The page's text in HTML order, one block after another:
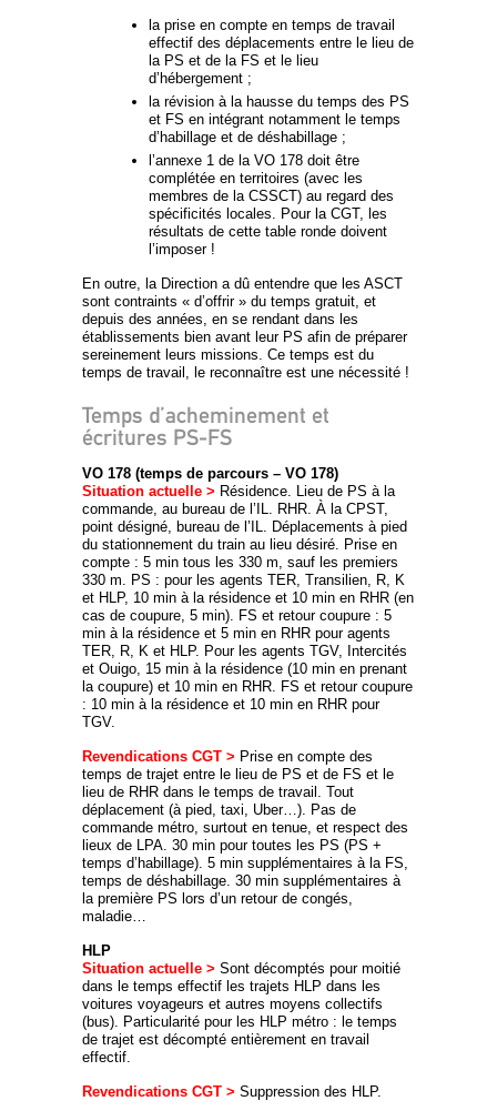
la prise en compte en temps de travail
effectif des déplacements entre le lieu de
la PS et de la FS et le lieu
d’hébergement ;
la révision à la hausse du temps des PS
et FS en intégrant notamment le temps
d’habillage et de déshabillage ;
l’annexe 1 de la VO 178 doit être
complétée en territoires (avec les
membres de la CSSCT) au regard des
spécificités locales. Pour la CGT, les
résultats de cette table ronde doivent
l’imposer !
En outre, la Direction a dû entendre que les ASCT
sont contraints « d’offrir » du temps gratuit, et
depuis des années, en se rendant dans les
établissements bien avant leur PS afin de préparer
sereinement leurs missions. Ce temps est du
temps de travail, le reconnaître est une nécessité !
Temps d’acheminement et
écritures PS-FS
VO 178 (temps de parcours – VO 178)
Situation actuelle > Résidence. Lieu de PS à la
commande, au bureau de l’IL. RHR. À la CPST,
point désigné, bureau de l’IL. Déplacements à pied
du stationnement du train au lieu désiré. Prise en
compte : 5 min tous les 330 m, sauf les premiers
330 m. PS : pour les agents TER, Transilien, R, K
et HLP, 10 min à la résidence et 10 min en RHR (en
cas de coupure, 5 min). FS et retour coupure : 5
min à la résidence et 5 min en RHR pour agents
TER, R, K et HLP. Pour les agents TGV, Intercités
et Ouigo, 15 min à la résidence (10 min en prenant
la coupure) et 10 min en RHR. FS et retour coupure
: 10 min à la résidence et 10 min en RHR pour
TGV.
Revendications CGT > Prise en compte des
temps de trajet entre le lieu de PS et de FS et le
lieu de RHR dans le temps de travail. Tout
déplacement (à pied, taxi, Uber…). Pas de
commande métro, surtout en tenue, et respect des
lieux de LPA. 30 min pour toutes les PS (PS +
temps d’habillage). 5 min supplémentaires à la FS,
temps de déshabillage. 30 min supplémentaires à
la première PS lors d’un retour de congés,
maladie…
HLP
Situation actuelle > Sont décomptés pour moitié
dans le temps effectif les trajets HLP dans les
voitures voyageurs et autres moyens collectifs
(bus). Particularité pour les HLP métro : le temps
de trajet est décompté entièrement en travail
effectif.
Revendications CGT > Suppression des HLP.